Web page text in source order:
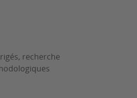
recherche